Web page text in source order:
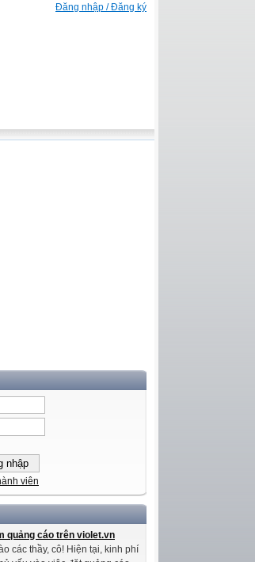
Đăng nhập / Đăng ký
viên
quảng cáo trên violet.vn
các thầy, cô! Hiện tại, kinh phí